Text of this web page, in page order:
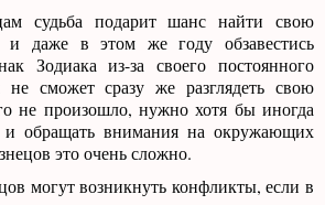
судьба подарит шанс найти свою
и даже в этом же году обзавестись
Зодиака из-за своего постоянного
не сможет сразу же разглядеть свою
не произошло, нужно хотя бы иногда
и обращать внимания на окружающих
это очень сложно.
могут возникнуть конфликты, если в